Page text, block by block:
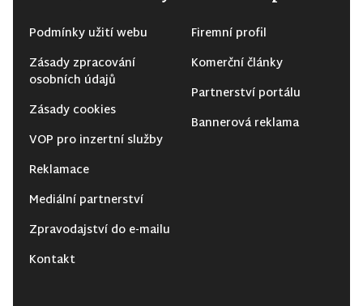
Podmínky užití webu
Zásady zpracování
osobních údajů
Zásady cookies
VOP pro inzertní služby
Reklamace
Mediální partnerství
Zpravodajství do e-mailu
Kontakt
Firemní profil
Komerční články
Partnerství portálu
Bannerová reklama